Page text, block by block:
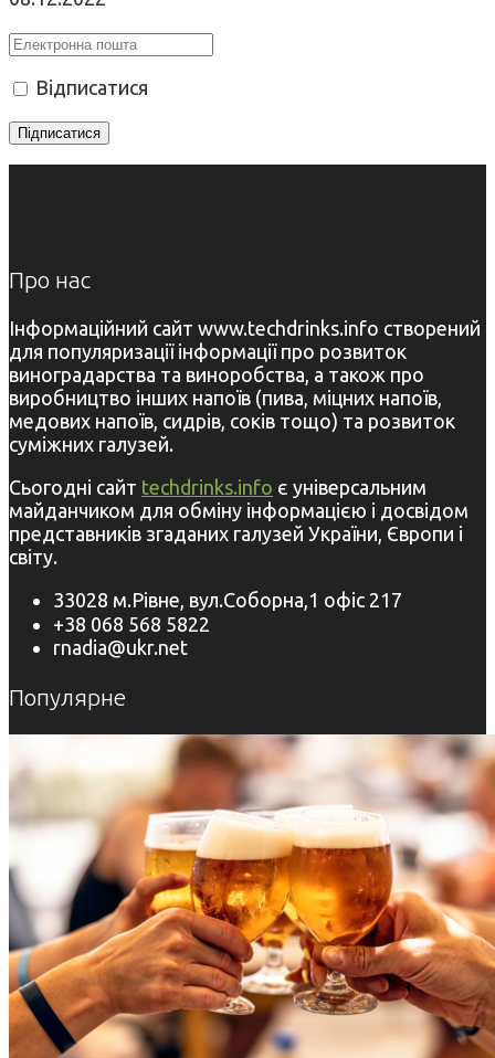
Відписатися
Про нас
Інформаційний сайт www.techdrinks.info створений
для популяризації інформації про розвиток
виноградарства та виноробства, а також про
виробництво інших напоїв (пива, міцних напоїв,
медових напоїв, сидрів, соків тощо) та розвиток
суміжних галузей.
Сьогодні сайт techdrinks.info є універсальним
майданчиком для обміну інформацією і досвідом
представників згаданих галузей України, Європи і
світу.
33028 м.Рівне, вул.Соборна,1 офіс 217
+38 068 568 5822
rnadia@ukr.net
Популярне